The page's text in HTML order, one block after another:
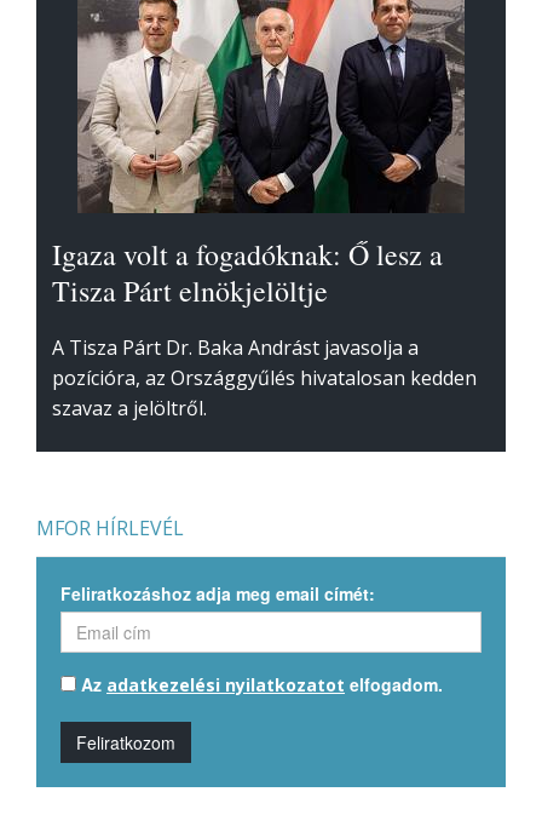
Igaza volt a fogadóknak: Ő lesz a
Tisza Párt elnökjelöltje
A Tisza Párt Dr. Baka Andrást javasolja a
pozícióra, az Országgyűlés hivatalosan kedden
szavaz a jelöltről.
MFOR HÍRLEVÉL
Feliratkozáshoz adja meg email címét:
Az adatkezelési nyilatkozatot elfogadom.
Feliratkozom